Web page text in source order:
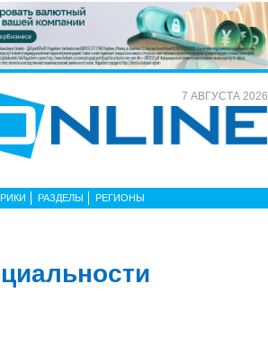
7 АВГУСТА 2026
РАЗДЕЛЫ РЕГИОНЫ